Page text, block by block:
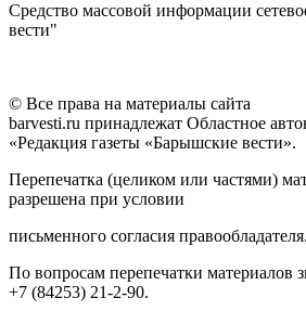
Средство массовой информации
вести"
© Все права на материалы сайта
barvesti.ru принадлежат Областное
«Редакция газеты «Барышские вести».
Перепечатка (целиком или частями)
разрешена при условии
письменного согласия правообладателя.
По вопросам перепечатки материалов
+7 (84253) 21-2-90.